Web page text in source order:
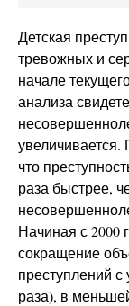
Детская
тревожных и
начале
анализа
что
раза быстрее,
Начиная с 2000
сокращение
преступлений
раза), в